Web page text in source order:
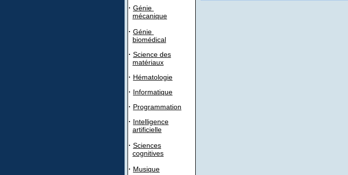
· Génie
mécanique
· Génie
biomédical
· Science des
matériaux
· Hématologie
· Informatique
· Programmation
· Intelligence
artificielle
· Sciences
cognitives
· Musique